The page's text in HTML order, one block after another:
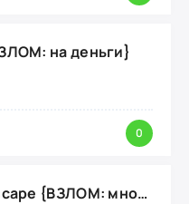
на деньги}
0
1000 days to escape {ВЗЛОМ: много денег}